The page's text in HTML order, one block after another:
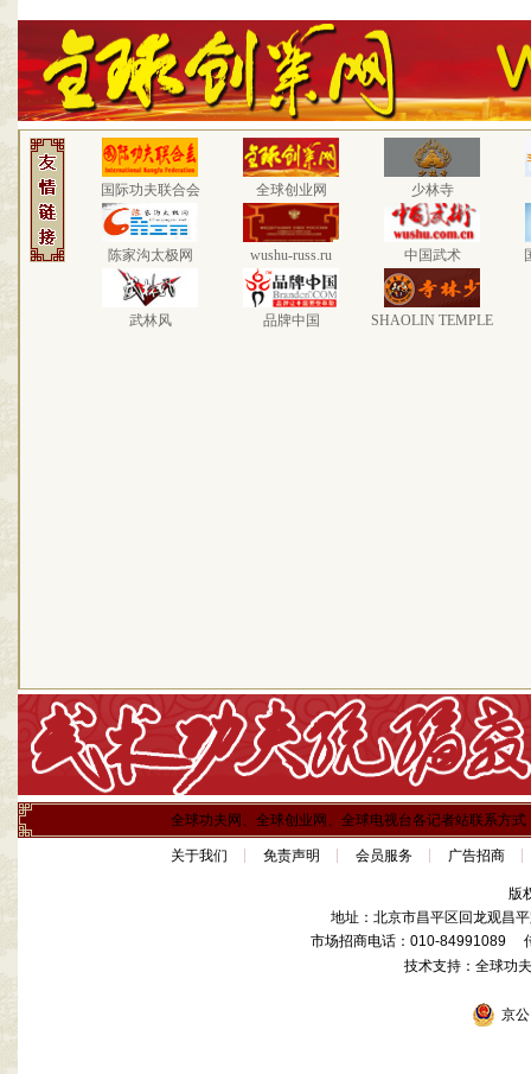
国际功夫联合会 全球创业网 少林寺
陈家沟太极网 wushu-russ.ru 中国武术
武林风 品牌中国 SHAOLIN TEMPLE
全球功夫网、全球创业网、全球电视台各记者站联系方式
关于我们 免责声明 会员服务 广告招商
版
地址：北京市昌平区回龙观昌
市场招商电话：010-84991089
技术支持：全球
京公